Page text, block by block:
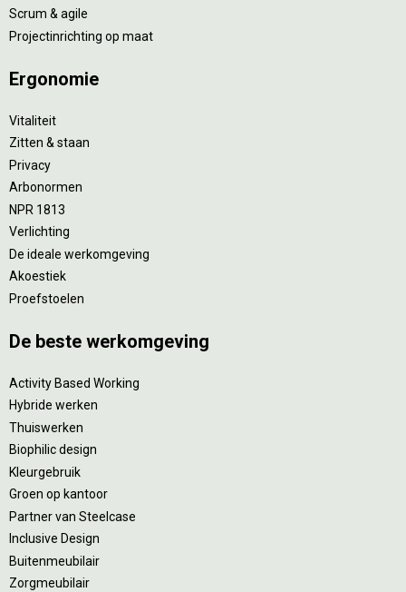
Scrum & agile
Projectinrichting op maat
Ergonomie
Vitaliteit
Zitten & staan
Privacy
Arbonormen
NPR 1813
Verlichting
De ideale werkomgeving
Akoestiek
Proefstoelen
De beste werkomgeving
Activity Based Working
Hybride werken
Thuiswerken
Biophilic design
Kleurgebruik
Groen op kantoor
Partner van Steelcase
Inclusive Design
Buitenmeubilair
Zorgmeubilair